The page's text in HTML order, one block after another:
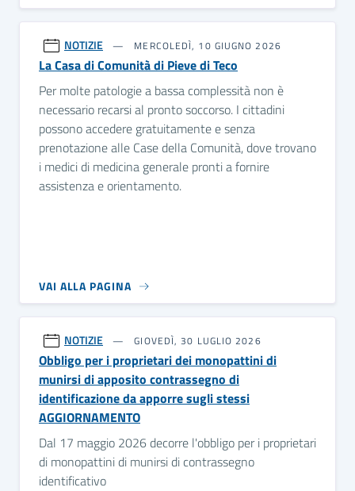
NOTIZIE MERCOLEDÌ, 10 GIUGNO 2026
La Casa di Comunità di Pieve di Teco
Per molte patologie a bassa complessità non è
necessario recarsi al pronto soccorso. I cittadini
possono accedere gratuitamente e senza
prenotazione alle Case della Comunità, dove trovano
i medici di medicina generale pronti a fornire
assistenza e orientamento.
VAI ALLA PAGINA
NOTIZIE GIOVEDÌ, 30 LUGLIO 2026
Obbligo per i proprietari dei monopattini di
munirsi di apposito contrassegno di
identificazione da apporre sugli stessi
AGGIORNAMENTO
Dal 17 maggio 2026 decorre l'obbligo per i proprietari
di monopattini di munirsi di contrassegno
identificativo